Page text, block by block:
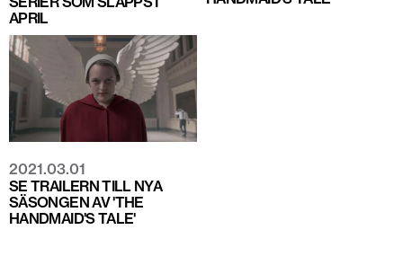
APRIL
2021.03.01
SE TRAILERN TILL NYA
SÄSONGEN AV 'THE
HANDMAID'S TALE'